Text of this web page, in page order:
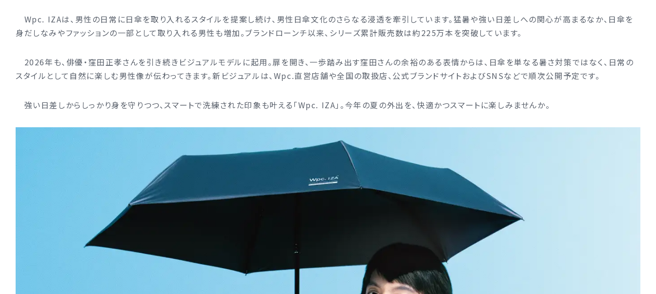
Wpc. IZAは、男性の日常に日傘を取り入れるスタイルを提案し続け、男性日傘文化のさらなる浸透を牽引しています。猛暑や強い日差しへの関心が高まるなか、日傘を
身だしなみやファッションの一部として取り入れる男性も増加。ブランドローンチ以来、シリーズ累計販売数は約225万本を突破しています。
2026年も、俳優・窪田正孝さんを引き続きビジュアルモデルに起用。扉を開き、一歩踏み出す窪田さんの余裕のある表情からは、日傘を単なる暑さ対策ではなく、日常の
スタイルとして自然に楽しむ男性像が伝わってきます。新ビジュアルは、Wpc.直営店舗や全国の取扱店、公式ブランドサイトおよびSNSなどで順次公開予定です。
強い日差しからしっかり身を守りつつ、スマートで洗練された印象も叶える「Wpc. IZA」。今年の夏の外出を、快適かつスマートに楽しみませんか。